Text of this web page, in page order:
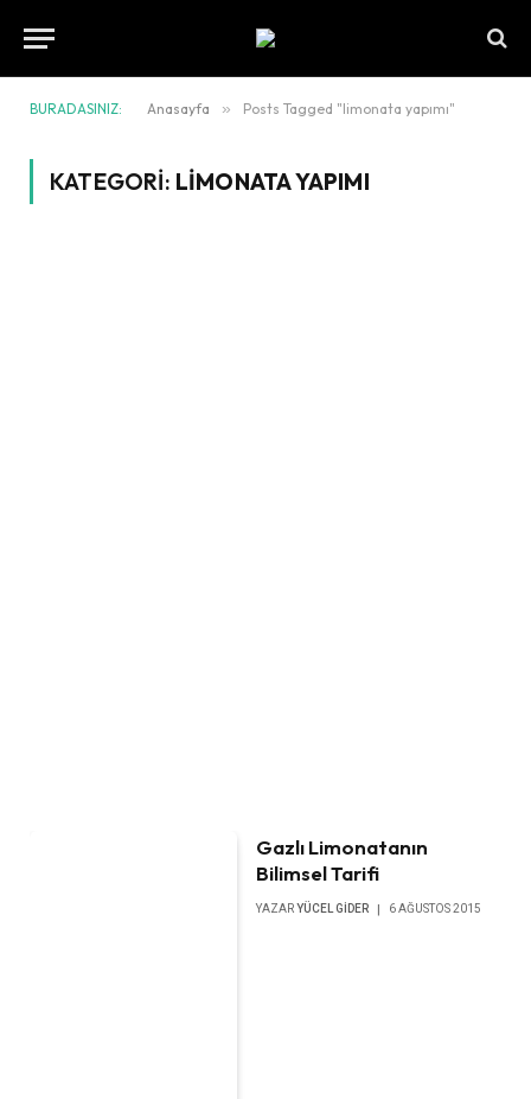
BURADASINIZ: Anasayfa » Posts Tagged "limonata yapımı"
KATEGORI: LIMONATA YAPIMI
Gazlı Limonatanın
Bilimsel Tarifi
YAZARYÜCEL GIDER 6 AĞUSTOS 2015